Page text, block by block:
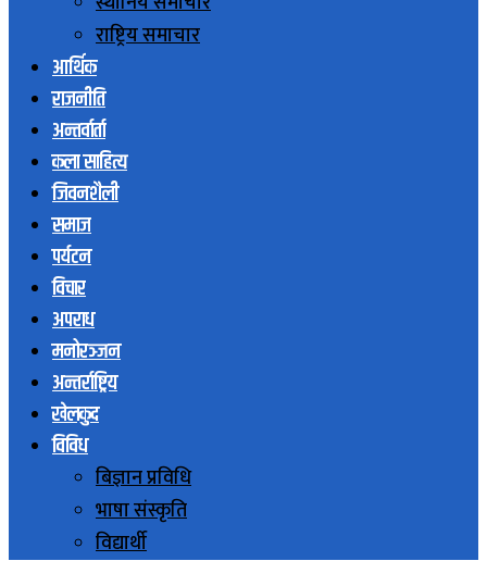
राष्ट्रिय समाचार
आर्थिक
राजनीति
अन्तर्वार्ता
कला साहित्य
जिवनशैली
समाज
पर्यटन
विचार
अपराध
मनोरञ्जन
अन्तर्राष्ट्रिय
खेलकुद
विविध
बिज्ञान प्रविधि
भाषा संस्कृति
विद्यार्थी